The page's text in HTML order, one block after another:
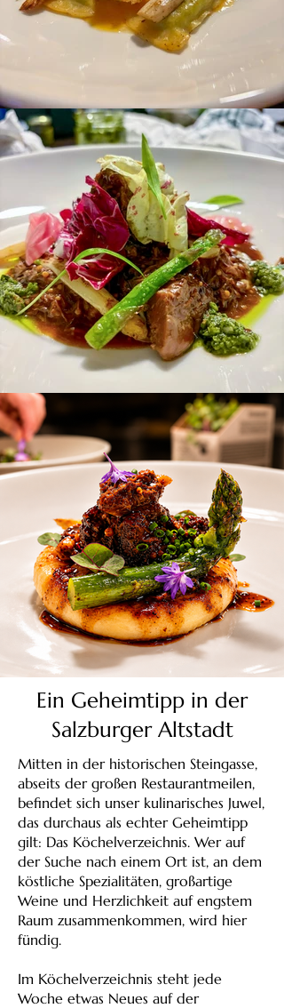
Ein Geheimtipp in der
Salzburger Altstadt
Mitten in der historischen Steingasse,
abseits der großen Restaurantmeilen,
befindet sich unser kulinarisches Juwel,
das durchaus als echter Geheimtipp
gilt: Das Köchelverzeichnis. Wer auf
der Suche nach einem Ort ist, an dem
köstliche Spezialitäten, großartige
Weine und Herzlichkeit auf engstem
Raum zusammenkommen, wird hier
fündig.
Im Köchelverzeichnis steht jede
Woche etwas Neues auf der